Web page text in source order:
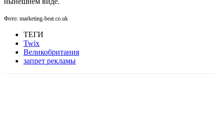
Фото: marketing-beat.co.uk
ТЕГИ
Twix
Великобритания
запрет рекламы